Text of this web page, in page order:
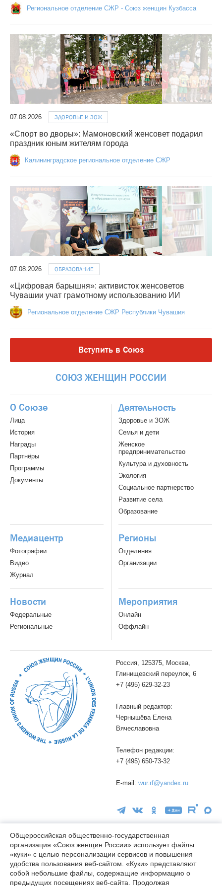
Региональное отделение СЖР - Союз женщин Кузбасса
07.08.2026 ЗДОРОВЬЕ И ЗОЖ
«Спорт во дворы»: Мамоновский женсовет подарил
праздник юным жителям города
Калининградское региональное отделение СЖР
07.08.2026 ОБРАЗОВАНИЕ
«Цифровая барышня»: активисток женсоветов
Чувашии учат грамотному использованию ИИ
Региональное отделение СЖР Республики Чувашия
Вступить в Союз
СОЮЗ ЖЕНЩИН РОССИИ
О Союзе
Лица
История
Награды
Партнёры
Программы
Документы
Деятельность
Здоровье и ЗОЖ
Семья и дети
Женское
предпринимательство
Культура и духовность
Экология
Социальное партнерство
Развитие села
Образование
Медиацентр
Фотографии
Видео
Журнал
Регионы
Отделения
Организации
Новости
Федеральные
Региональные
Мероприятия
Онлайн
Оффлайн
Россия, 125375, Москва,
Глинищевский переулок, 6
+7 (495) 629-32-23
Главный редактор:
Чернышёва Елена
Вячеславовна
Телефон редакции:
+7 (495) 650-73-32
E-mail: wur.rf@yandex.ru
16+
© wuor.ru Использование материалов сайта разрешается только
при указании ссылки на источник
Общероссийская общественно-государственная
организация «Союз женщин России» использует файлы
«куки» с целью персонализации сервисов и повышения
удобства пользования веб-сайтом. «Куки» представляют
собой небольшие файлы, содержащие информацию о
предыдущих посещениях веб-сайта. Продолжая